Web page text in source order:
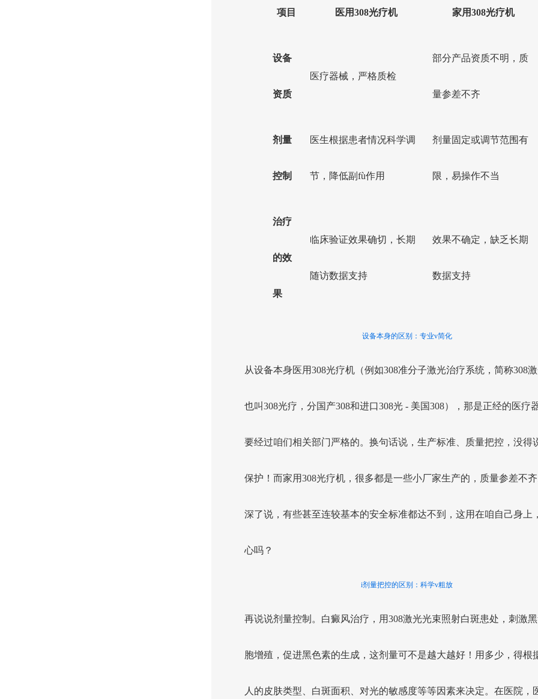
项目 医用308光疗机 家用308光疗机
设备
资质
医疗器械，严格质检
部分产品资质不明，质
量参差不齐
剂量
控制
医生根据患者情况科学调
节，降低副fù作用
剂量固定或调节范围有
限，易操作不当
治疗
的效
果
临床验证效果确切，长期
随访数据支持
效果不确定，缺乏长期
数据支持
设备本身的区别：专业v简化
从设备本身医用308光疗机（例如308准分子激光治疗系统，简称308激
也叫308光疗，分国产308和进口308光 - 美国308），那是正经的医疗
要经过咱们相关部门严格的。换句话说，生产标准、质量把控，没得
保护！而家用308光疗机，很多都是一些小厂家生产的，质量参差不
深了说，有些甚至连较基本的安全标准都达不到，这用在咱自己身上
心吗？
i剂量把控的区别：科学v粗放
再说说剂量控制。白癜风治疗，用308激光光束照射白斑患处，刺激
胞增殖，促进黑色素的生成，这剂量可不是越大越好！用多少，得根
人的皮肤类型、白斑面积、对光的敏感度等等因素来决定。在医院，